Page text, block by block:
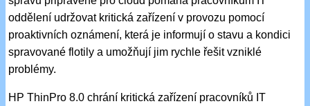
oddělení udržovat kritická zařízení v provozu pomocí
proaktivních oznámení, která je informují o stavu a kondici
spravované flotily a umožňují jim rychle řešit vzniklé
problémy.
HP ThinPro 8.0 chrání kritická zařízení pracovníků IT